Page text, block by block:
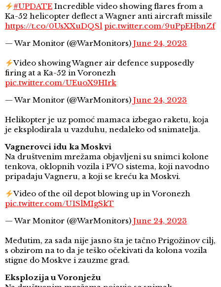
#UPDATE Incredible video showing flares from a
Ka-52 helicopter deflect a Wagner anti aircraft missile
https://t.co/0UsXXuDQSl pic.twitter.com/9uPpEHbnZf
— War Monitor (@WarMonitors) June 24, 2023
Video showing Wagner air defence supposedly
firing at a Ka-52 in Voronezh
pic.twitter.com/UEuoX9HIrk
— War Monitor (@WarMonitors) June 24, 2023
Helikopter je uz pomoć mamaca izbegao raketu, koja
je eksplodirala u vazduhu, nedaleko od snimatelja.
Vagnerovci idu ka Moskvi
Na društvenim mrežama objavljeni su snimci kolone
tenkova, oklopnih vozila i PVO sistema, koji navodno
pripadaju Vagneru, a koji se kreću ka Moskvi.
Video of the oil depot blowing up in Voronezh
pic.twitter.com/U1SlMIgSkT
— War Monitor (@WarMonitors) June 24, 2023
Međutim, za sada nije jasno šta je tačno Prigožinov cilj,
s obzirom na to da je teško očekivati da kolona vozila
stigne do Moskve i zauzme grad.
Eksplozija u Voronježu